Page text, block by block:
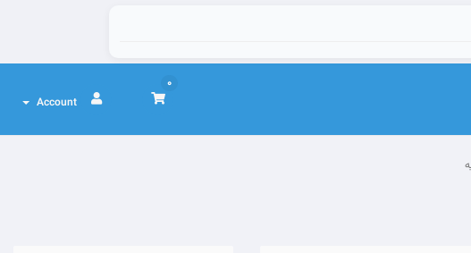
0
Account